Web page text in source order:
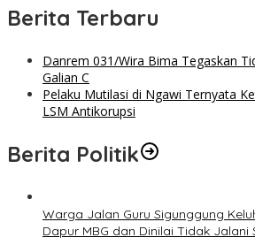
Berita Terbaru
Danrem 031/Wira Bima Tegaskan
Galian C
Pelaku Mutilasi di Ngawi Ternyata
LSM Antikorupsi
Berita Politik
Warga Jalan Guru Sigunggung
Dapur MBG dan Dinilai Tidak Jalani